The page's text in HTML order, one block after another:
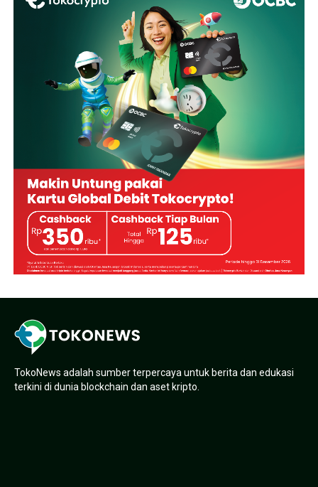
TokoNews adalah sumber terpercaya untuk berita dan edukasi
terkini di dunia blockchain dan aset kripto.